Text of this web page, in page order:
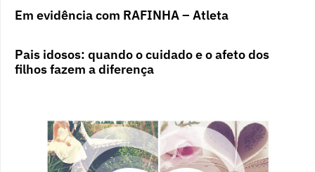
Em evidência com RAFINHA – Atleta
Pais idosos: quando o cuidado e o afeto dos
filhos fazem a diferença